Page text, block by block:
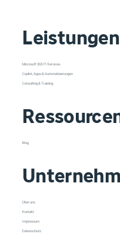
Leistungen
Microsoft 365 IT-Services
Copilot, Apps & Automatisierungen
Consulting & Training
Über uns
Kontakt
Impressum
Datenschutz
Blog